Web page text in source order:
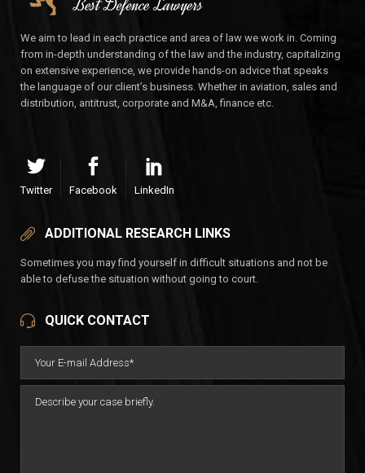
We aim to lead in each practice and area of law we work in. Coming
from in-depth understanding of the law and the industry, capitalizing
on extensive experience, we provide hands-on advice that speaks
the language of our client’s business. Whether in aviation, sales and
distribution, antitrust, corporate and M&A, finance etc.
Twitter Facebook LinkedIn
ADDITIONAL RESEARCH LINKS
Sometimes you may find yourself in difficult situations and not be
able to defuse the situation without going to court.
QUICK CONTACT